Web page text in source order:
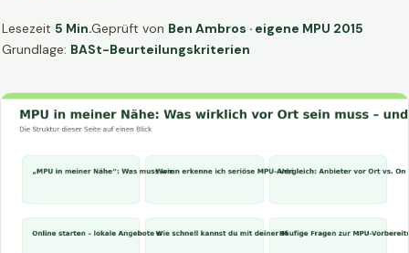
Lesezeit 5 Min.Geprüft von Ben Ambros · eigene MPU 2015
Grundlage: BASt-Beurteilungskriterien